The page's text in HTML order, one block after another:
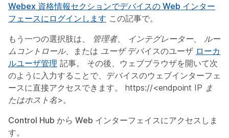
Webex 資格情報セクションでデバイスの Web インター
フェースにログインします この記事で。
もう一つの選択肢は、 管理者、 インテグレーター、 ルー
ムコントロール、または ユーザデバイスのユーザ ローカ
ルユーザ管理 記事。 その後、ウェブブラウザを開いて次
のように入力することで、デバイスのウェブインターフェ
ースに直接アクセスできます。 https://<endpoint IP ま
たはホスト名>。
Control Hub から Web インターフェイスにアクセスしま
す。